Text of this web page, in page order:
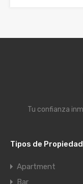
Tu confianza
Tipos de Propiedad
Apartment
Bar